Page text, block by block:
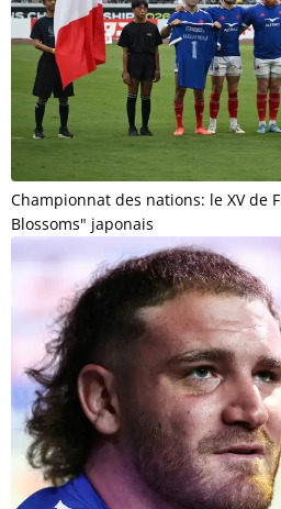
Championnat des nations: le XV de
Blossoms" japonais